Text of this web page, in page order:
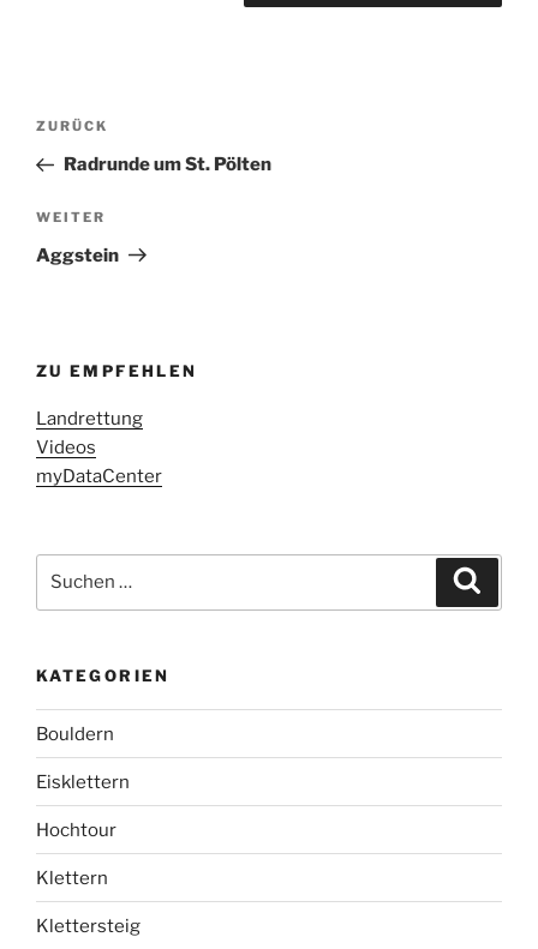
Beitragsnavigation
Vorheriger
Beitrag
ZURÜCK
Radrunde um St. Pölten
Nächster
Beitrag
WEITER
Aggstein
ZU EMPFEHLEN
Landrettung
Videos
myDataCenter
nach:
KATEGORIEN
Bouldern
Eisklettern
Hochtour
Klettern
Klettersteig